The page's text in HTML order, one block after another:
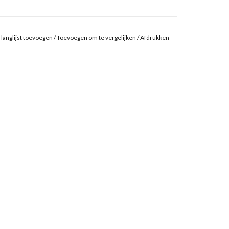
toevoegen /Toevoegen om te vergelijken /Afdrukken